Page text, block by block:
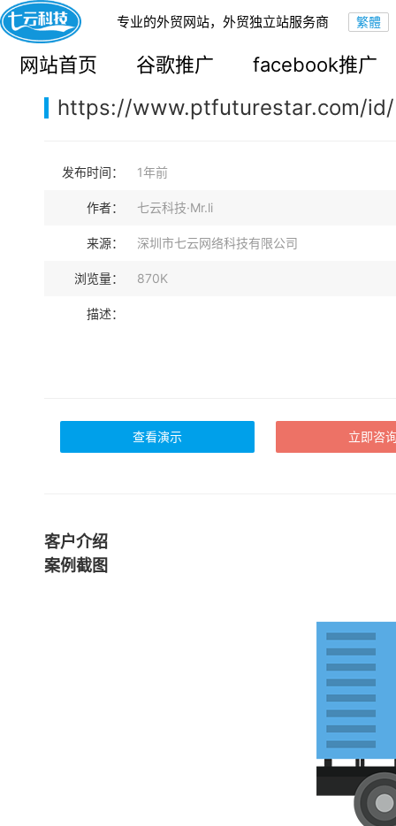
专业的外贸网站，外贸独立站服务商
网站首页 谷歌推广 facebook推广
您的当前位置： 网站首页>案例展示>B2B外贸独立站
https://www.ptfuturestar.com/id/
发布时间： 1年前
作者： 七云科技·Mr.li
来源： 深圳市七云网络科技有限公司
浏览量： 870K
描述：
查看演示 立即咨
客户介绍
案例截图